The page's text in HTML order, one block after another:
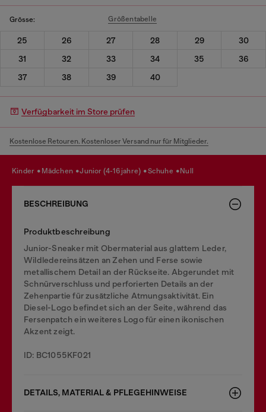
Grösse: Größentabelle
25 26 27 28 29
30
31
32 33 34 35
36
37
38 39 40
Verfügbarkeit im Store prüfen
Kostenlose Retouren. Kostenloser Versand nur für Mitglieder.
kinder mädchen junior (4-16 jahre) schuhe null
BESCHREIBUNG
Produktbeschreibung
Junior-Sneaker mit Obermaterial aus glattem Leder,
Wildledereinsätzen an Zehen und Ferse sowie
metallischem Detail an der Rückseite. Abgerundet mit
Schnürverschluss und perforierten Details an der
Zehenpartie für zusätzliche Atmungsaktivität. Ein
Diesel-Logo befindet sich an der Seite, während das
Fersenpatch ein weiteres Logo für einen ikonischen
Akzent zeigt.
ID: BC1055KF021
DETAILS, MATERIAL & PFLEGEHINWEISE